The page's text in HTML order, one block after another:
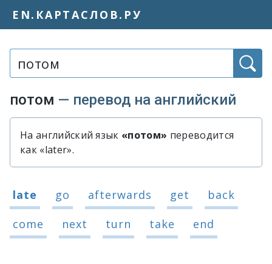
EN.КАРТАСЛОВ.РУ
потом — перевод на английский
Быстрый перевод слова «потом»
На английский язык «потом» переводится
как «later».
Варианты перевода слова «потом»
late go afterwards get
back
come
next turn take end